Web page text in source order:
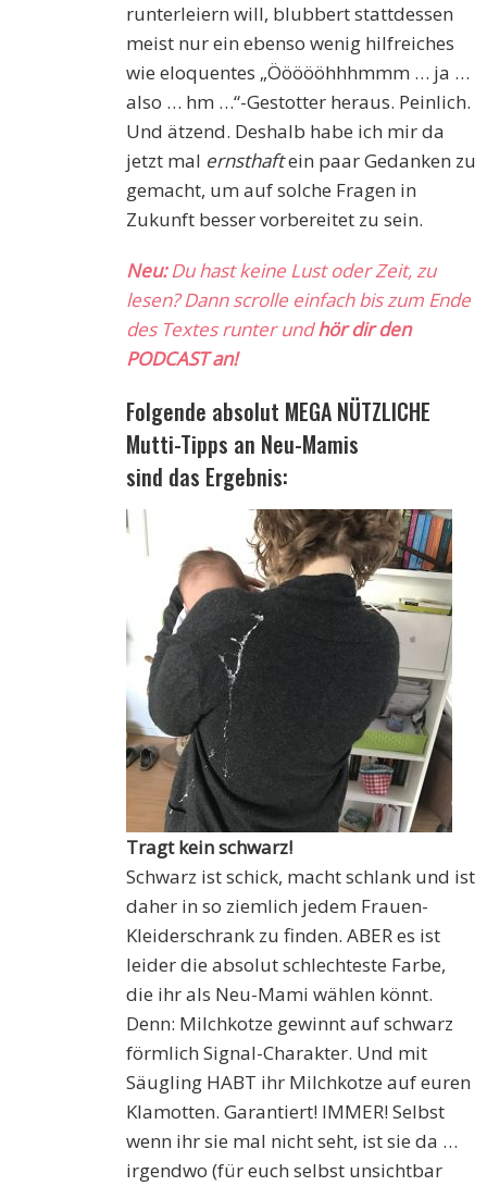
runterleiern will, blubbert stattdessen
meist nur ein ebenso wenig hilfreiches
wie eloquentes „Öööööhhhmmm … ja …
also … hm …“-Gestotter heraus. Peinlich.
Und ätzend. Deshalb habe ich mir da
jetzt mal ernsthaftein paar Gedanken zu
gemacht, um auf solche Fragen in
Zukunft besser vorbereitet zu sein.
Neu:Du hast keine Lust oder Zeit, zu
lesen? Dann scrolle einfach bis zum Ende
des Textes runter undhör dir den
PODCAST an!
Folgende absolut MEGA NÜTZLICHE
Mutti-Tipps an Neu-Mamis
sind das Ergebnis:
Tragt kein schwarz!
Schwarz ist schick, macht schlank und ist
daher in so ziemlich jedem Frauen-
Kleiderschrank zu finden. ABER es ist
leider die absolut schlechteste Farbe,
die ihr als Neu-Mami wählen könnt.
Denn: Milchkotze gewinnt auf schwarz
förmlich Signal-Charakter. Und mit
Säugling HABT ihr Milchkotze auf euren
Klamotten. Garantiert! IMMER! Selbst
wenn ihr sie mal nicht seht, ist sie da …
irgendwo (für euch selbst unsichtbar